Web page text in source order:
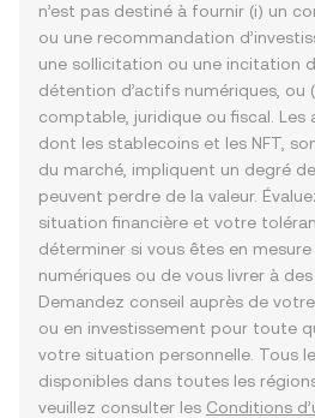
n’est pas destiné à fournir (i) un
ou une recommandation
une sollicitation ou une incitation
détention d’actifs numériques, ou
comptable, juridique ou fiscal. Les
dont les stablecoins et les NFT,
du marché, impliquent un degré
peuvent perdre de la valeur.
situation financière et votre
déterminer si vous êtes en
numériques ou de vous livrer à
Demandez conseil auprès de
ou en investissement pour toute
votre situation personnelle. Tous
disponibles dans toutes les
veuillez consulter les Conditions